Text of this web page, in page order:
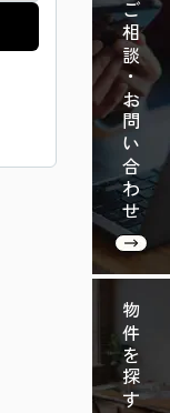
ご相談・お問い合わせ
物件を探す